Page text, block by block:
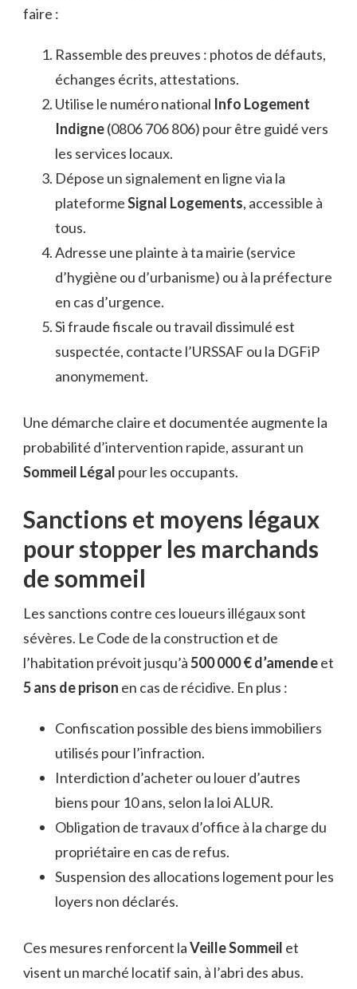
faire :
Rassemble des preuves : photos de défauts,
échanges écrits, attestations.
Utilise le numéro national Info Logement
Indigne(0806 706 806) pour être guidé vers
les services locaux.
Dépose un signalement en ligne via la
plateformeSignal Logements, accessible à
tous.
Adresse une plainte à ta mairie (service
d’hygiène ou d’urbanisme) ou à la préfecture
en cas d’urgence.
Si fraude fiscale ou travail dissimulé est
suspectée, contacte l’URSSAF ou la DGFiP
anonymement.
Une démarche claire et documentée augmente la
probabilité d’intervention rapide, assurant un
Sommeil Légal pour les occupants.
Sanctions et moyens légaux
pour stopper les marchands
de sommeil
Les sanctions contre ces loueurs illégaux sont
sévères. Le Code de la construction et de
l’habitation prévoit jusqu’à500 000 € d’amendeet
5 ans de prison en cas de récidive. En plus :
Confiscation possible des biens immobiliers
utilisés pour l’infraction.
Interdiction d’acheter ou louer d’autres
biens pour 10 ans, selon la loi ALUR.
Obligation de travaux d’office à la charge du
propriétaire en cas de refus.
Suspension des allocations logement pour les
loyers non déclarés.
Ces mesures renforcent laVeille Sommeil et
visent un marché locatif sain, à l’abri des abus.